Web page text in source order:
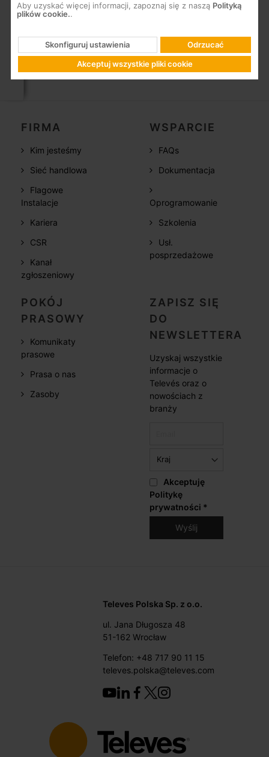
produktu:
1.290
Pudełko 1 szt.
FIRMA
Kim jesteśmy
Sieć handlowa
Flagowe
Instalacje
Kariera
CSR
Kanał
zgłoszeniowy
WSPARCIE
FAQs
Dokumentacja
Oprogramowanie
Szkolenia
Usł.
posprzedażowe
POKÓJ
PRASOWY
Komunikaty
prasowe
Prasa o nas
Zasoby
ZAPISZ SIĘ
DO
NEWSLETTERA
Uzyskaj wszystkie
informacje o
Televés oraz o
nowościach z
branży
Akceptuję
Politykę
prywatności *
Televes Polska Sp. z o.o.
ul. Jana Długosza 48
51-162 Wrocław
Telefon: +48 717 90 11 15
televes.polska@televes.com
Aby uzyskać więcej informacji, zapoznaj się z naszą Polityką
plików cookie..
Skonfiguruj ustawienia
Odrzucać
Akceptuj wszystkie pliki cookie